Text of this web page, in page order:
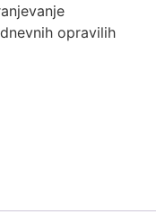
opravilih